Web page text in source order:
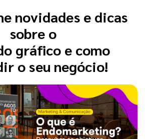
novidades e dicas
sobre o
gráfico e como
o seu negócio!